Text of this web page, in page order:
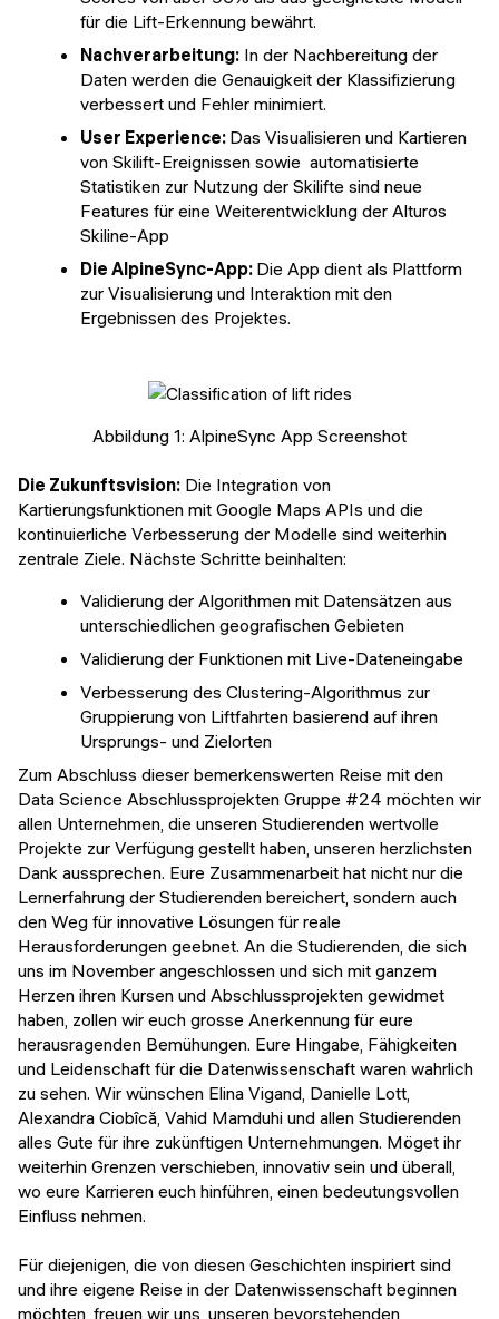
für die Lift-Erkennung bewährt.
Nachverarbeitung: In der Nachbereitung der
Daten werden die Genauigkeit der Klassifizierung
verbessert und Fehler minimiert.
User Experience: Das Visualisieren und Kartieren
von Skilift-Ereignissen sowie automatisierte
Statistiken zur Nutzung der Skilifte sind neue
Features für eine Weiterentwicklung der Alturos
Skiline-App
Die AlpineSync-App: Die App dient als Plattform
zur Visualisierung und Interaktion mit den
Ergebnissen des Projektes.
Abbildung 1: AlpineSync App Screenshot
Die Zukunftsvision: Die Integration von
Kartierungsfunktionen mit Google Maps APIs und die
kontinuierliche Verbesserung der Modelle sind weiterhin
zentrale Ziele. Nächste Schritte beinhalten:
Validierung der Algorithmen mit Datensätzen aus
unterschiedlichen geografischen Gebieten
Validierung der Funktionen mit Live-Dateneingabe
Verbesserung des Clustering-Algorithmus zur
Gruppierung von Liftfahrten basierend auf ihren
Ursprungs- und Zielorten
Zum Abschluss dieser bemerkenswerten Reise mit den
Data Science Abschlussprojekten Gruppe #24 möchten wir
allen Unternehmen, die unseren Studierenden wertvolle
Projekte zur Verfügung gestellt haben, unseren herzlichsten
Dank aussprechen. Eure Zusammenarbeit hat nicht nur die
Lernerfahrung der Studierenden bereichert, sondern auch
den Weg für innovative Lösungen für reale
Herausforderungen geebnet. An die Studierenden, die sich
uns im November angeschlossen und sich mit ganzem
Herzen ihren Kursen und Abschlussprojekten gewidmet
haben, zollen wir euch grosse Anerkennung für eure
herausragenden Bemühungen. Eure Hingabe, Fähigkeiten
und Leidenschaft für die Datenwissenschaft waren wahrlich
zu sehen. Wir wünschen Elina Vigand, Danielle Lott,
Alexandra Ciobîcă, Vahid Mamduhi und allen Studierenden
alles Gute für ihre zukünftigen Unternehmungen. Möget ihr
weiterhin Grenzen verschieben, innovativ sein und überall,
wo eure Karrieren euch hinführen, einen bedeutungsvollen
Einfluss nehmen.
Für diejenigen, die von diesen Geschichten inspiriert sind
und ihre eigene Reise in der Datenwissenschaft beginnen
möchten, freuen wir uns, unseren bevorstehenden